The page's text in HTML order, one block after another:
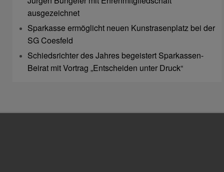
ausgezeichnet
Sparkasse ermöglicht neuen Kunstrasenplatz bei der
SG Coesfeld
Schiedsrichter des Jahres begeistert Sparkassen-
Beirat mit Vortrag „Entscheiden unter Druck“